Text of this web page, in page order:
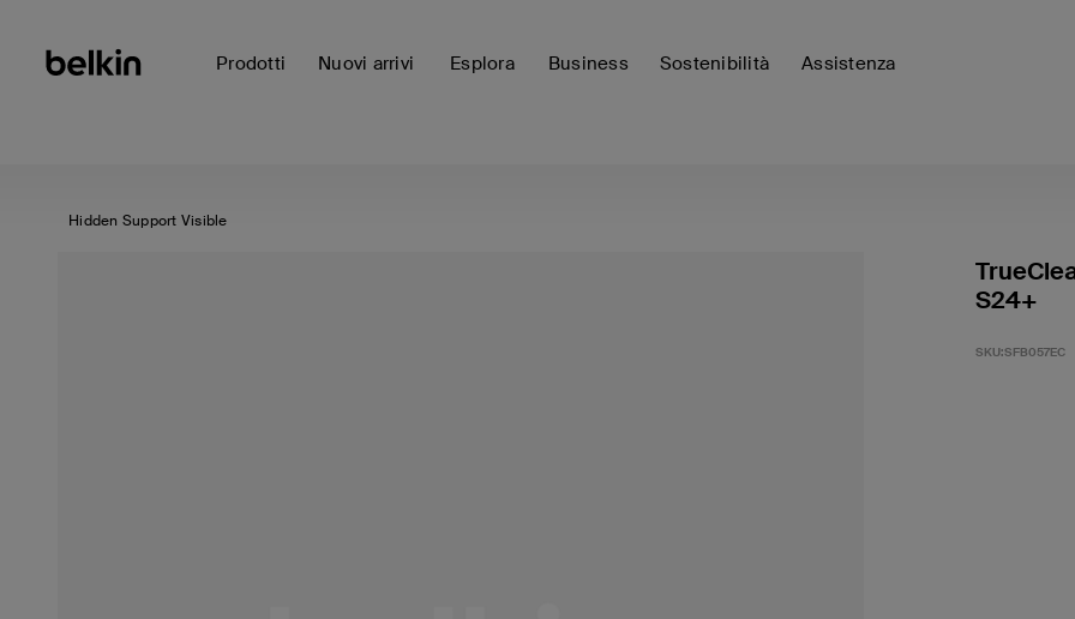
Prodotti Nuovi arrivi Esplora Business Sostenibilità Assistenza
Hidden Support Visible
S24+
SKU:SFB057EC